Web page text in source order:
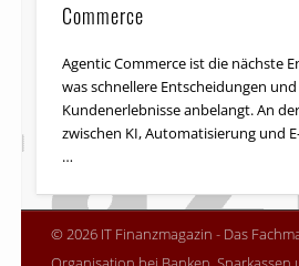
Commerce
Agentic Commerce ist die nächste
was schnellere Entscheidungen
Kundenerlebnisse anbelangt. An
zwischen KI, Automatisierung und
…
© 2026 IT Finanzmagazin - Das